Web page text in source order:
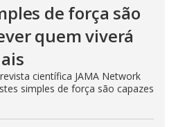
de força são
quem viverá
científica JAMA Network
simples de força são capazes